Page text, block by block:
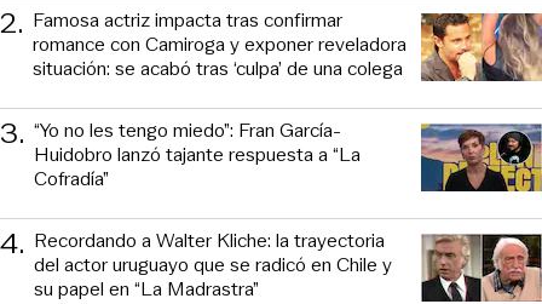
2. Famosa actriz impacta tras confirmar
romance con Camiroga y exponer reveladora
situación: se acabó tras ‘culpa’ de una colega
3. “Yo no les tengo miedo”: Fran García-
Huidobro lanzó tajante respuesta a “La
Cofradía”
4. Recordando a Walter Kliche: la trayectoria
del actor uruguayo que se radicó en Chile y
su papel en “La Madrastra”